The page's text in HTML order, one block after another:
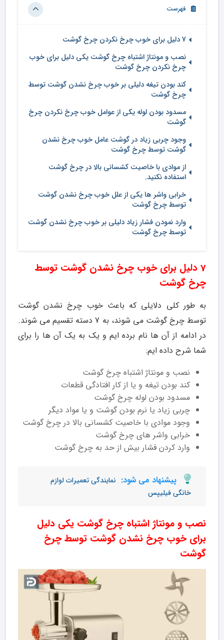
فهرست
7 دلیل برای خوب چرخ نکردن چرخ گوشت
نصب و مونتاژ اشتباه چرخ گوشت یکی دلیل برای خوب
چرخ نکردن چرخ گوشت
کند بودن تیغه دلیلی بر خوب چرخ نشدن گوشت توسط
چرخ گوشت
مسدود بودن لوله یکی از عوامل خوب چرخ نکردن چرخ
گوشت
وجود چربی زیاد در گوشت عامل خوب چرخ نشدن
گوشت توسط چرخ گوشت
از موادی با خاصیت کشسانی بالا در چرخ گوشت
استفاده نکنید.
خرابی واشر ها یکی از علل خوب چرخ نشدن گوشت
توسط چرخ گوشت
وارد نمودن فشار زیاد دلیلی بر خوب چرخ نشدن گوشت
توسط چرخ گوشت
7 دلیل برای خوب چرخ نشدن گوشت توسط
چرخ گوشت
به طور کلی دلایلی که باعث خوب چرخ نشدن گوشت
توسط چرخ گوشت می شوند، به 7 دسته تقسیم می شوند.
در ادامه از آن ها نام برده ایم و یک به یک آن ها را برای
شما شرح داده ایم:
نصب و مونتاژ اشتباه چرخ گوشت
کند بودن تیغه و یا از کار افتادگی قطعات
مسدود بودن لوله چرخ گوشت
چربی زیاد یا نرم بودن گوشت و یا مواد دیگر
وجود موادی با خاصیت کشسانی بالا در چرخ گوشت
خرابی واشر های چرخ گوشت
وارد کردن فشار بیش از حد به چرخ گوشت
پیشنهاد می شود: نمایندگی تعمیرات لوازم
خانگی فیلیپس
نصب و مونتاژ اشتباه چرخ گوشت یکی دلیل
برای خوب چرخ نشدن گوشت توسط چرخ
گوشت